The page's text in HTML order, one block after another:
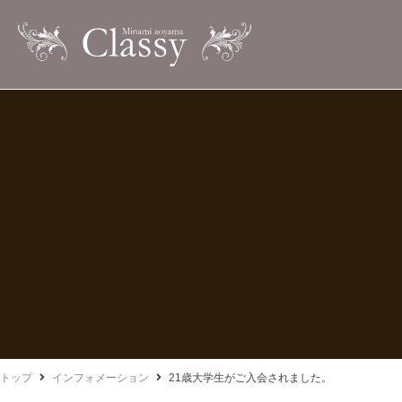
トップ インフォメーション 21歳大学生がご入会されました。